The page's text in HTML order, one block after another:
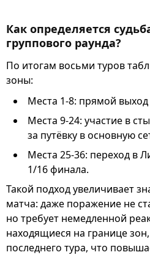
Как определяется
группового раунда?
По итогам восьми туров
зоны:
Места 1-8: прямой
Места 9-24: участие в
за путёвку в основную
Места 25-36: переход в
1/16 финала.
Такой подход увеличивает
матча: даже поражение не
но требует немедленной
находящиеся на границе
последнего тура, что